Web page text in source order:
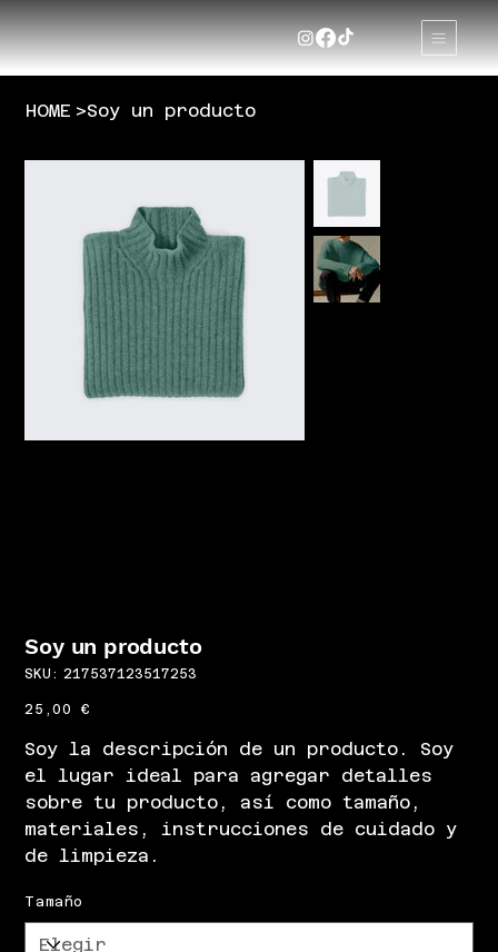
HOME >Soy un producto
Soy un producto
SKU:
SKU
217537123517253
Precio
25,00 €
Soy la descripción de un producto. Soy
el lugar ideal para agregar detalles
sobre tu producto, así como tamaño,
materiales, instrucciones de cuidado y
de limpieza.
Tamaño